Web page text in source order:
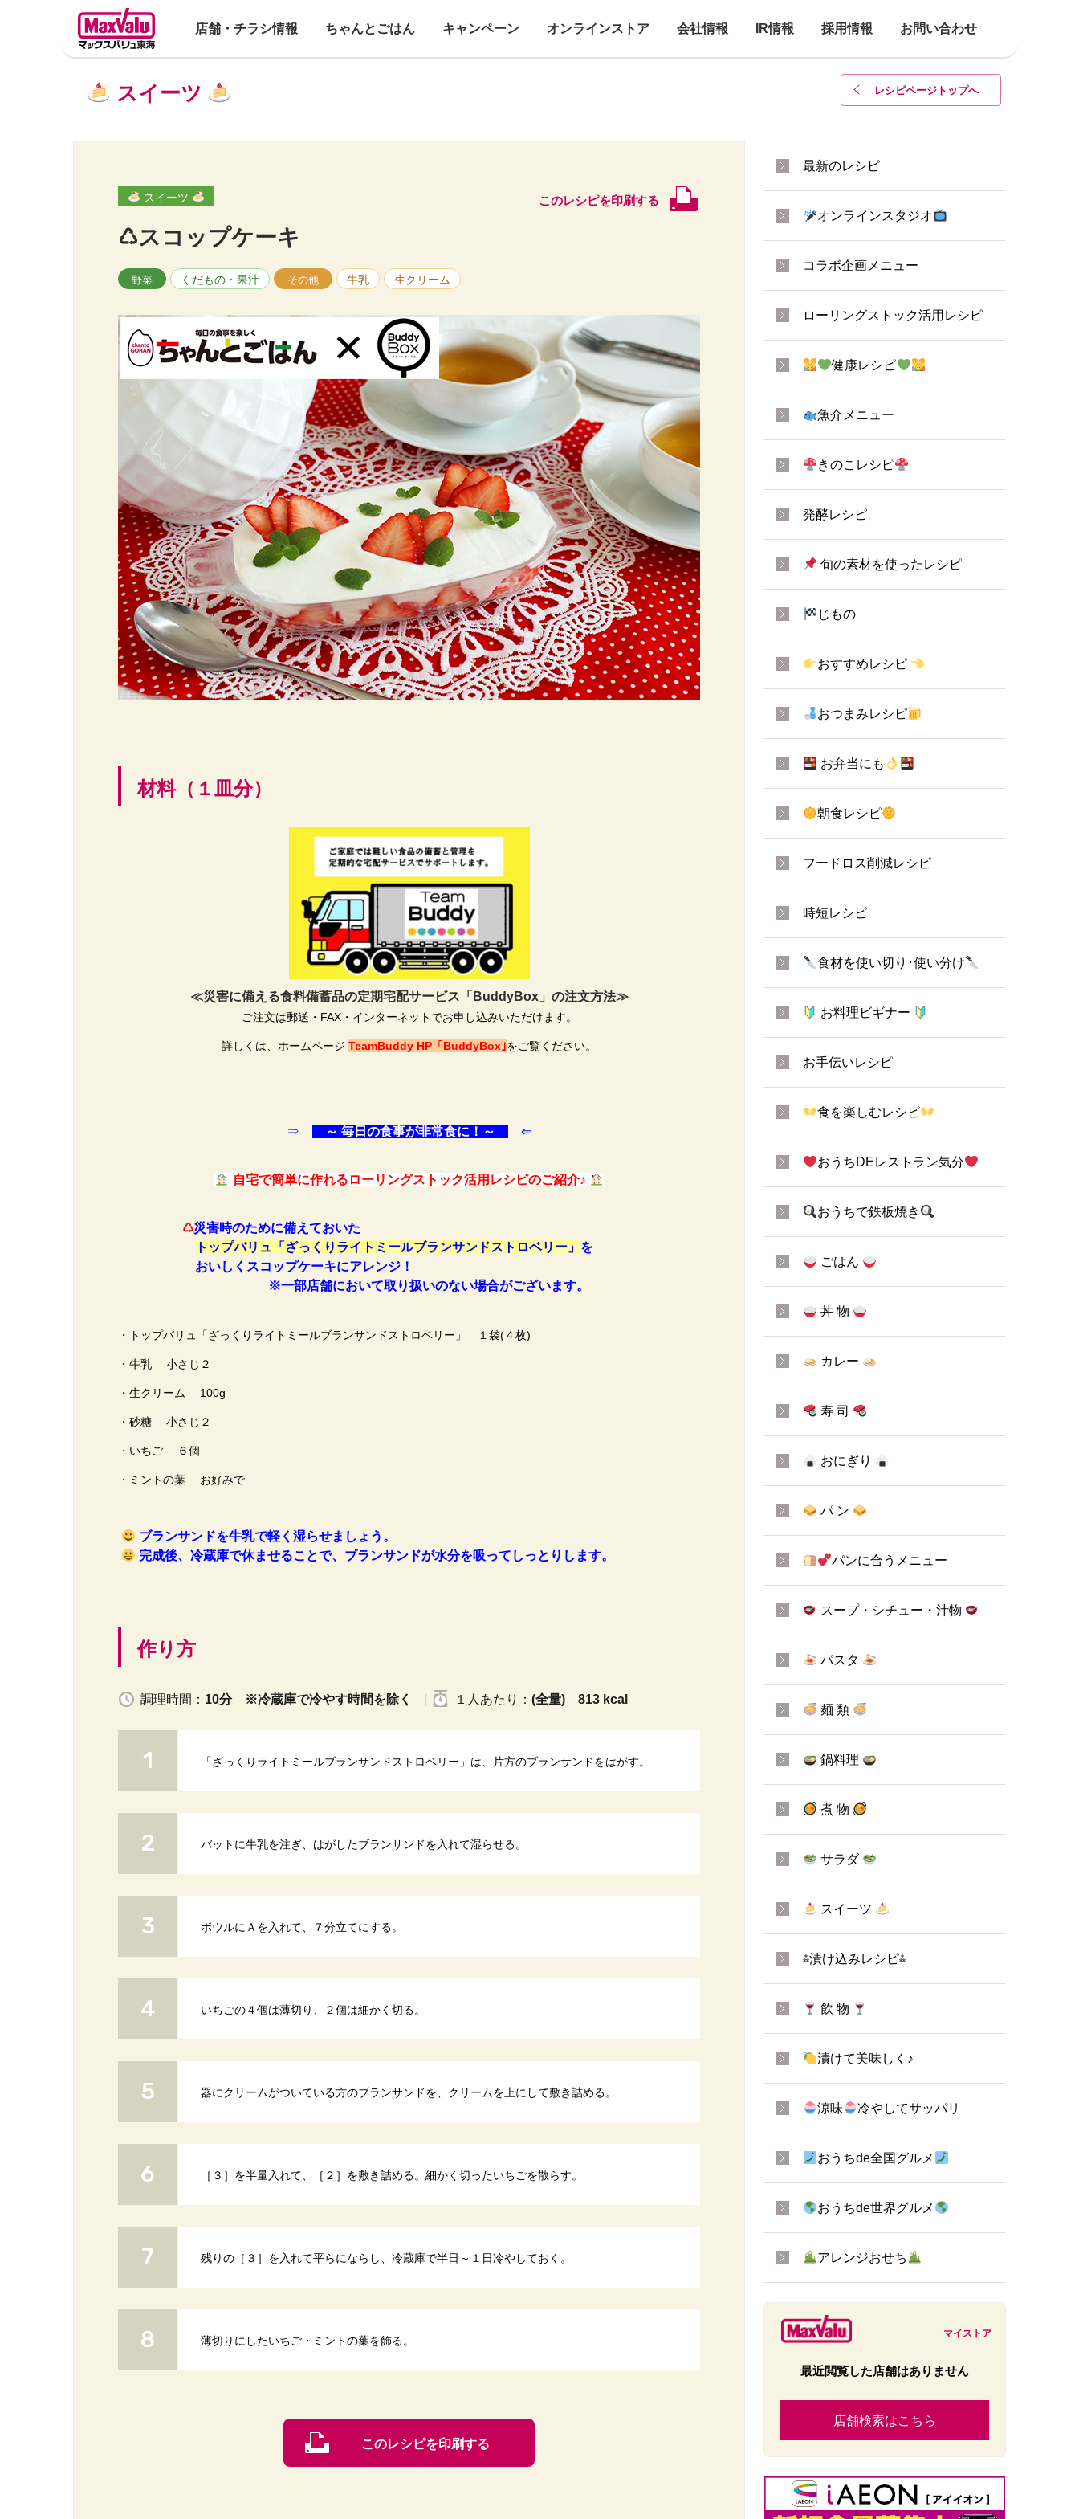
店舗・チラシ情報 ちゃんとごはん キャンペーン オンラインストア 会社情報 IR情報 採用情報 お問い合わせ
レシピページトップへ
スイーツ
スイーツ このレシピを印刷する
♺スコップケーキ
野菜 くだもの・果汁 その他 牛乳 生クリーム
材料（１皿分）
≪災害に備える食料備蓄品の定期宅配サービス「BuddyBox」の注文方法≫
ご注文は郵送・FAX・インターネットでお申し込みいただけます。
詳しくは、ホームページ TeamBuddy HP「BuddyBox｣をご覧ください。
⇒ ～ 毎日の食事が非常食に！～ ⇐
自宅で簡単に作れるローリングストック活用レシピのご紹介♪
♺災害時のために備えておいた
トップバリュ「ざっくりライトミールブランサンドストロベリー」 を
おいしくスコップケーキにアレンジ！
※一部店舗において取り扱いのない場合がございます。
・トップバリュ「ざっくりライトミールブランサンドストロベリー」 １袋(４枚)
・牛乳 小さじ２
・生クリーム 100g
・砂糖 小さじ２
・いちご ６個
・ミントの葉 お好みで
ブランサンドを牛乳で軽く湿らせましょう。
完成後、冷蔵庫で休ませることで、ブランサンドが水分を吸ってしっとりします。
作り方
調理時間： 10分 ※冷蔵庫で冷やす時間を除く １人 あたり ： (全量) 813 kcal
「ざっくりライトミールブランサンドストロベリー」は、片方のブランサンドをはがす。
バットに牛乳を注ぎ、はがしたブランサンドを入れて湿らせる。
ボウルにＡを入れて、７分立てにする。
いちごの４個は薄切り、２個は細かく切る。
器にクリームがついている方のブランサンドを、クリームを上にして敷き詰める。
［３］を半量入れて、［２］を敷き詰める。細かく切ったいちごを散らす。
残りの［３］を入れて平らにならし、冷蔵庫で半日～１日冷やしておく。
薄切りにしたいちご・ミントの葉を飾る。
このレシピを印刷する
最新のレシピ
オンラインスタジオ
コラボ企画メニュー
ローリングストック活用レシピ
健康レシピ
魚介メニュー
きのこレシピ
発酵レシピ
旬の素材を使ったレシピ
じもの
おすすめレシピ
おつまみレシピ
お弁当にも
朝食レシピ
フードロス削減レシピ
時短レシピ
食材を使い切り･使い分け
お料理ビギナー
お手伝いレシピ
食を楽しむレシピ
おうちDEレストラン気分
おうちで鉄板焼き
ごはん
丼 物
カレー
寿 司
おにぎり
パ ン
パンに合うメニュー
スープ・シチュー・汁物
パスタ
麺 類
鍋料理
煮 物
サラダ
スイーツ
⁂漬け込みレシピ⁂
飲 物
漬けて美味しく♪
涼味 冷やしてサッパリ
おうちde全国グルメ
おうちde世界グルメ
アレンジおせち
マイストア
最近閲覧した店舗はありません
店舗検索はこちら